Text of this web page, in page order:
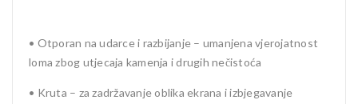
• Otporan na udarce i razbijanje – umanjena vjerojatnost
loma zbog utjecaja kamenja i drugih nečistoća
• Kruta – za zadržavanje oblika ekrana i izbjegavanje